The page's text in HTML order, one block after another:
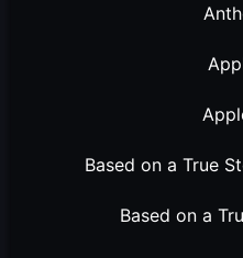
Based on a True
Based on a